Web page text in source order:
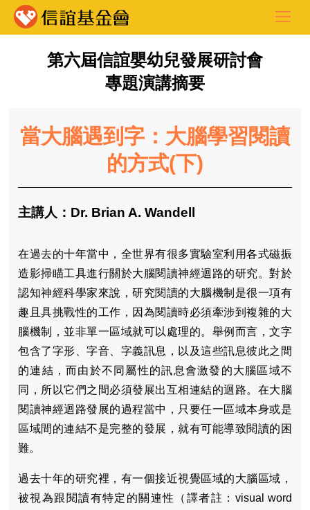
第六屆信誼嬰幼兒發展研討會
專題演講摘要
當大腦遇到字：大腦學習閱讀
的方式(下)
主講人：Dr. Brian A. Wandell
在過去的十年當中，全世界有很多實驗室利用各式磁振
造影掃瞄工具進行關於大腦閱讀神經迴路的研究。對於
認知神經科學家來說，研究閱讀的大腦機制是很一項有
趣且具挑戰性的工作，因為閱讀時必須牽涉到複雜的大
腦機制，並非單一區域就可以處理的。舉例而言，文字
包含了字形、字音、字義訊息，以及這些訊息彼此之間
的連結，而由於不同屬性的訊息會激發的大腦區域不
同，所以它們之間必須發展出互相連結的迴路。在大腦
閱讀神經迴路發展的過程當中，只要任一區域本身或是
區域間的連結不是完整的發展，就有可能導致閱讀的困
難。
過去十年的研究裡，有一個接近視覺區域的大腦區域，
被視為跟閱讀有特定的關連性（譯者註：visual word